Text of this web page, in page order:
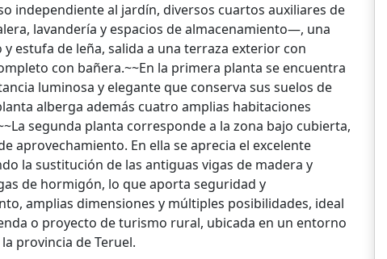
independiente al jardín, diversos cuartos auxiliares de
lavandería y espacios de almacenamiento—, una
estufa de leña, salida a una terraza exterior con
con bañera.~~En la primera planta se encuentra
luminosa y elegante que conserva sus suelos de
alberga además cuatro amplias habitaciones
segunda planta corresponde a la zona bajo cubierta,
aprovechamiento. En ella se aprecia el excelente
la sustitución de las antiguas vigas de madera y
de hormigón, lo que aporta seguridad y
amplias dimensiones y múltiples posibilidades, ideal
o proyecto de turismo rural, ubicada en un entorno
provincia de Teruel.